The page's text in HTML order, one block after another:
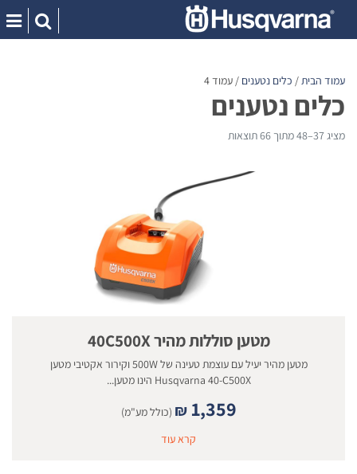
content
עמוד הבית/ כלים נטענים / עמוד 4
כלים נטענים
מציג 37–48 מתוך 66 תוצאות
מטען סוללות מהיר 40C500X
מטען מהיר יעיל עם עוצמת טעינה של 500W וקירור אקטיבי מטען
Husqvarna 40-C500X הינו מטען...
₪ 1,359
(כולל מע"מ)
קרא עוד